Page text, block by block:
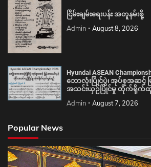
ငြိမ်းချမ်းရေးပန်း အတူနမ်းစို့
Admin August 8, 2026
Hyundai ASEAN
ဘောလုံးပြိုင်ပွဲ၊ အုပ်စုအဆင့် မ
အသင်းယှဉ်ပြိုင်မှု တိုက်ရို
Admin August 7, 2026
Popular News